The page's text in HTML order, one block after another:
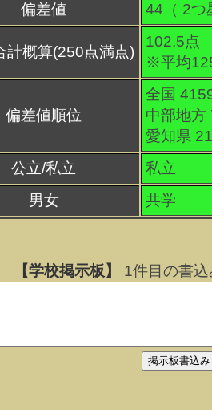
偏差値 44（ 2つ
計概算(250点満点)
102.5点
※平均
偏差値順位
全国
中部地方
愛知県
公立/私立
私立
男女
共学
【学校掲示板】
1件目の書込